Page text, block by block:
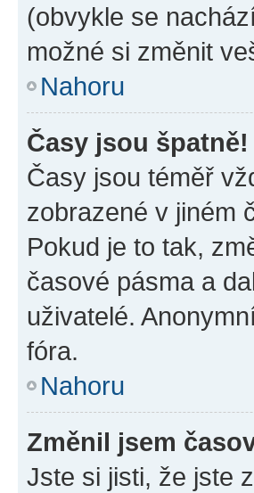
(obvykle se
možné si změnit
Nahoru
Časy jsou špatně!
Časy jsou téměř
zobrazené v jiném
Pokud je to tak,
časové pásma a
uživatelé.
fóra.
Nahoru
Změnil jsem
Jste si jisti, že jste